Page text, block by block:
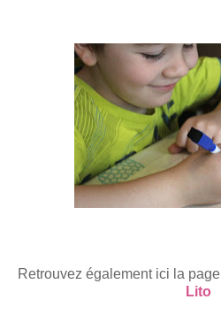
Retrouvez également ici la page
Lito